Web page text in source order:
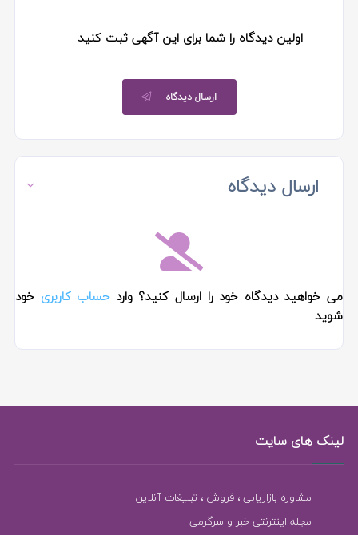
اولین دیدگاه را شما برای این آگهی ثبت کنید
ارسال دیدگاه
ارسال دیدگاه
می خواهید دیدگاه خود را ارسال کنید؟ واردحساب کاربریخود
شوید
لینک های سایت
مشاوره بازاریابی ، فروش ، تبلیغات آنلاین
مجله اینترنتی خبر و سرگرمی